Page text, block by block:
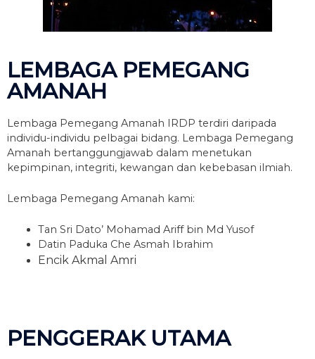
LEMBAGA PEMEGANG
AMANAH
Lembaga Pemegang Amanah IRDP terdiri daripada
individu-individu pelbagai bidang. Lembaga Pemegang
Amanah bertanggungjawab dalam menetukan
kepimpinan, integriti, kewangan dan kebebasan ilmiah.
Lembaga Pemegang Amanah kami:
Tan Sri Dato’ Mohamad Ariff bin Md Yusof
Datin Paduka Che Asmah Ibrahim
Encik Akmal Amri
PENGGERAK UTAMA